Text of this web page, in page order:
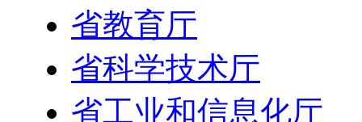
省教育厅
省科学技术厅
省工业和信息化厅